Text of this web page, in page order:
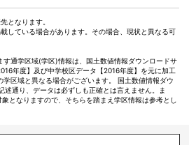
となります。
している場合があります。その場合、現状と異なる可
す通学区域(学区)情報は、国土数値情報ダウンロードサ
年度】及び中学校区データ【2016年度】を元に加工
学区域と異なる場合がございます。 国土数値情報ダウ
述通り、データは必ずしも正確とは言えません。ま
となりますので、そちらを踏まえ学区情報は参考とし